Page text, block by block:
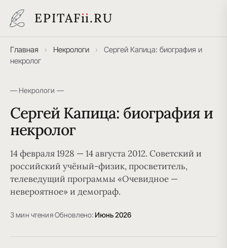
EPITAFii.RU
Главная › Некрологи ›
Сергей Капица: биография и
некролог
— Некрологи —
Сергей Капица: биография и
некролог
14 февраля 1928 — 14 августа 2012. Советский и
российский учёный-физик, просветитель,
телеведущий программы «Очевидное —
невероятное» и демограф.
3 мин чтения·Обновлено:Июнь 2026